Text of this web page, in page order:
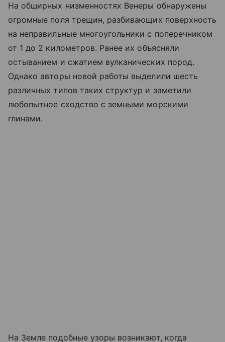
На обширных низменностях Венеры обнаружены
огромные поля трещин, разбивающих поверхность
на неправильные многоугольники с поперечником
от 1 до 2 километров. Ранее их объясняли
остыванием и сжатием вулканических пород.
Однако авторы новой работы выделили шесть
различных типов таких структур и заметили
любопытное сходство с земными морскими
глинами.
На Земле подобные узоры возникают, когда